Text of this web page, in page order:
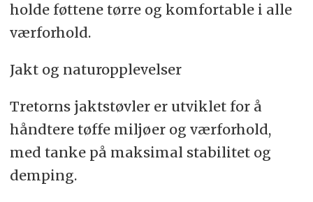
holde føttene tørre og komfortable i alle
værforhold.
Jakt og naturopplevelser
Tretorns jaktstøvler er utviklet for å
håndtere tøffe miljøer og værforhold,
med tanke på maksimal stabilitet og
demping.